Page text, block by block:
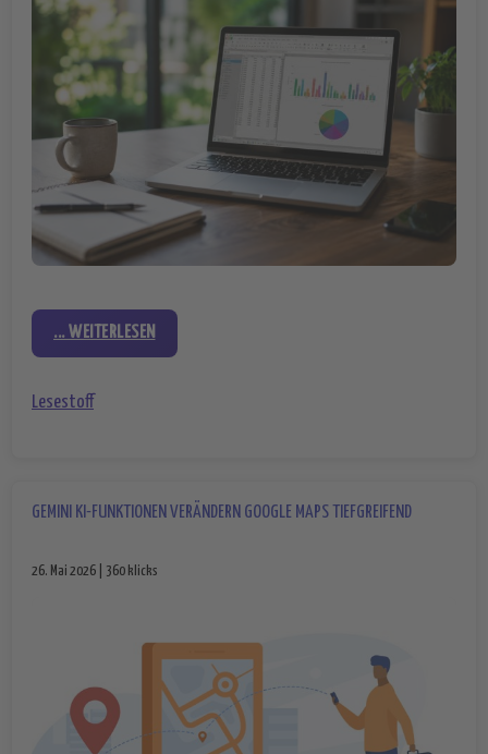
... WEITERLESEN
Lesestoff
GEMINI KI-FUNKTIONEN VERÄNDERN GOOGLE MAPS TIEFGREIFEND
26. Mai 2026 | 360 klicks